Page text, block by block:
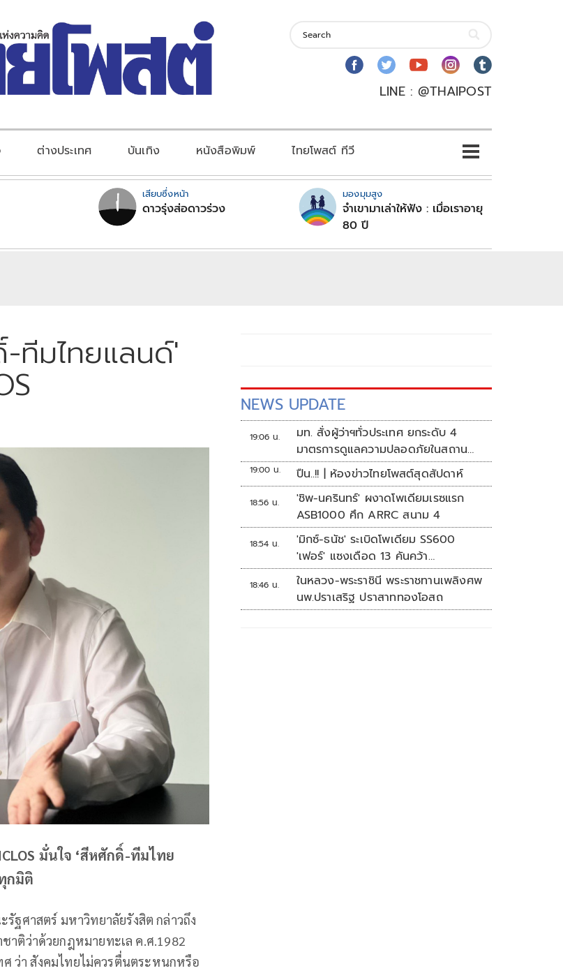
LINE : @THAIPOST
ต่างประเทศ บันเทิง หนังสือพิมพ์ ไทยโพสต์ ทีวี
เสียบซึ่งหน้า
ดาวรุ่งส่อดาวร่วง
มองมุมสูง
จำเขามาเล่าให้ฟัง : เมื่อเราอายุ
80 ปี
-ทีมไทยแลนด์'
มั่นใจ ‘สีหศักดิ์-ทีมไทย
กมิติ
ฐศาสตร์ มหาวิทยาลัยรังสิต กล่าวถึง
ติว่าด้วยกฎหมายทะเล ค.ศ.1982
ว่า สังคมไทยไม่ควรตื่นตระหนกหรือ
NEWS UPDATE
19:06 น.
มท. สั่งผู้ว่าฯทั่วประเทศ ยกระดับ 4
มาตรการดูแลความปลอดภัยในสถาน
ศึกษา
19:00 น. ปืน..!! | ห้องข่าวไทยโพสต์สุดสัปดาห์
18:56 น.
'ชิพ-นครินทร์' ผงาดโพเดียมเรซแรก
ASB1000 ศึก ARRC สนาม 4
18:54 น.
'มิกซ์-ธนัช' ระเบิดโพเดียม SS600
'เฟอร์' แซงเดือด 13 คันคว้า
แต้ม ศึก ARRC สนาม 4
18:46 น.
ในหลวง-พระราชินี พระราชทานเพลิงศพ
นพ.ปราเสริฐ ปราสาททองโอสถ